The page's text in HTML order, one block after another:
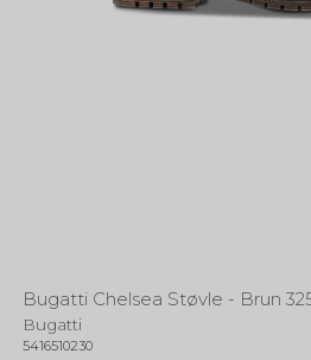
Bugatti Chelsea Støvle - Brun
Bugatti
5416510230